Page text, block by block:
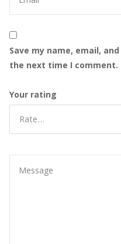
Save my name, email,
the next time I comment.
Your rating